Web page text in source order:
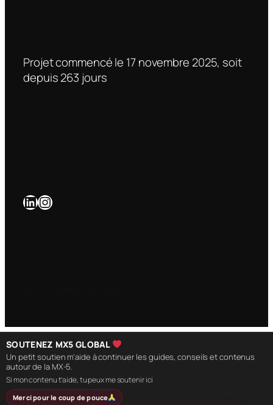
SOUTENEZ MX5 GLOBAL
Un petit soutien m’aide à continuer les guides, conseils et contenus
autour de la MX-5.
Si mon contenu t’aide, tu peux me soutenir ici
Merci pour le coup de pouce
Projet commencé le 17 novembre 2025, soit
depuis263 jours
LinkedIn
Instagram